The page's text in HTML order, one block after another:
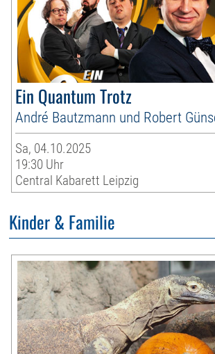
Ein Quantum Trotz
André Bautzmann und Robert
Sa, 04.10.2025
19:30 Uhr
Central Kabarett Leipzig
Kinder & Familie